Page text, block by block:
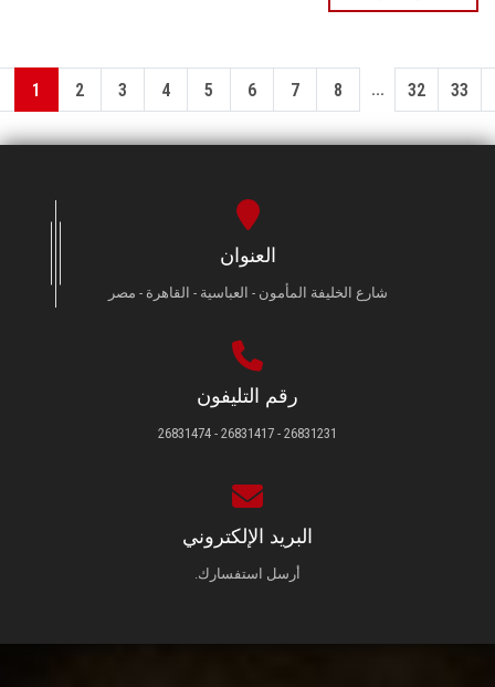
1 2 3 4 5 6 7 8 ... 32 33
العنوان
شارع الخليفة المأمون - العباسية - القاهرة - مصر
رقم التليفون
26831231 - 26831417 - 26831474
البريد الإلكتروني
أرسل استفسارك.